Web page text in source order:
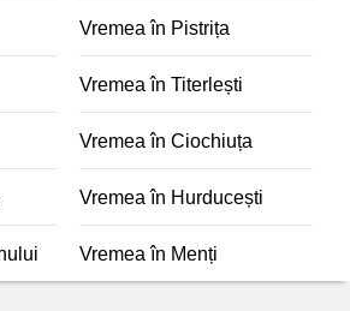
Vremea în Pistrița
Vremea în Titerlești
Vremea în Ciochiuța
Vremea în Hurducești
Vremea în Menți